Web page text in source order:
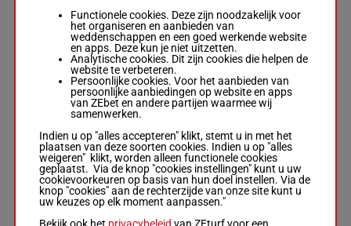
Functionele cookies. Deze zijn noodzakelijk voor
het organiseren en aanbieden van
weddenschappen en een goed werkende website
en apps. Deze kun je niet uitzetten.
Analytische cookies. Dit zijn cookies die helpen de
website te verbeteren.
Persoonlijke cookies. Voor het aanbieden van
persoonlijke aanbiedingen op website en apps
van ZEbet en andere partijen waarmee wij
samenwerken.
Indien u op "alles accepteren" klikt, stemt u in met het
plaatsen van deze soorten cookies. Indien u op "alles
weigeren" klikt, worden alleen functionele cookies
geplaatst. Via de knop "cookies instellingen" kunt u uw
cookievoorkeuren op basis van hun doel instellen. Via de
knop "cookies" aan de rechterzijde van onze site kunt u
uw keuzes op elk moment aanpassen."